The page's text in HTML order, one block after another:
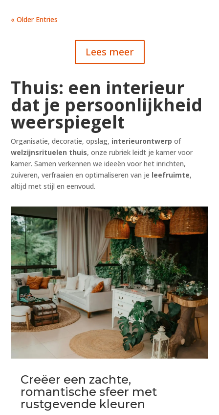
« Older Entries
Lees meer
Thuis: een interieur
dat je persoonlijkheid
weerspiegelt
Organisatie, decoratie, opslag, interieurontwerp of
welzijnsrituelen thuis, onze rubriek leidt je kamer voor
kamer. Samen verkennen we ideeën voor het inrichten,
zuiveren, verfraaien en optimaliseren van je leefruimte,
altijd met stijl en eenvoud.
Creëer een zachte,
romantische sfeer met
rustgevende kleuren